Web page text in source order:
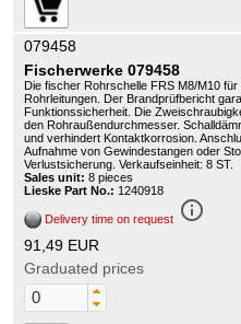
079458
Fischerwerke 079458
Die fischer Rohrschelle FRS M8/M10
Rohrleitungen. Der Brandprüfbericht
Funktionssicherheit. Die
den Rohraußendurchmesser.
und verhindert Kontaktkorrosion.
Aufnahme von Gewindestangen oder
Verlustsicherung. Verkaufseinheit: 8 ST.
Sales unit: 8 pieces
Lieske Part No.: 1240918
Delivery time on request info_outline
91,49 EUR
Graduated prices